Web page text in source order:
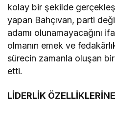
kolay bir şekilde
yapan Bahçıvan, parti
adamı olunamayacağını
olmanın emek ve
sürecin zamanla oluşan
etti.
LİDERLİK